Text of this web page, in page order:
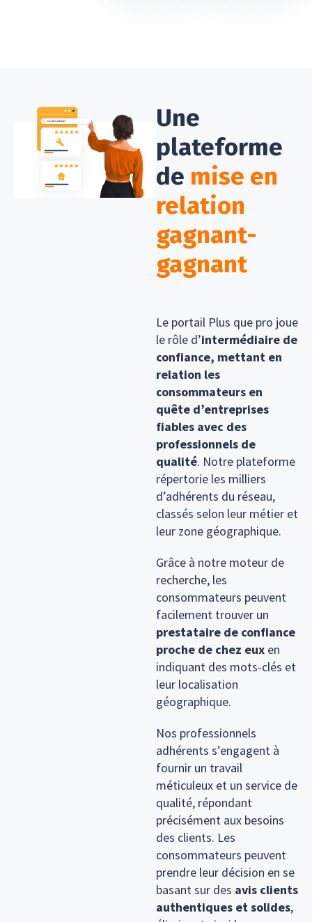
Une
plateforme
de mise en
relation
gagnant-
gagnant
Le portail Plus que pro joue
le rôle d’intermédiaire de
confiance, mettant en
relation les
consommateurs en
quête d’entreprises
fiables avec des
professionnels de
qualité. Notre plateforme
répertorie les milliers
d’adhérents du réseau,
classés selon leur métier et
leur zone géographique.
Grâce à notre moteur de
recherche, les
consommateurs peuvent
facilement trouver un
prestataire de confiance
proche de chez eux en
indiquant des mots-clés et
leur localisation
géographique.
Nos professionnels
adhérents s’engagent à
fournir un travail
méticuleux et un service de
qualité, répondant
précisément aux besoins
des clients. Les
consommateurs peuvent
prendre leur décision en se
basant sur des avis clients
authentiques et solides,